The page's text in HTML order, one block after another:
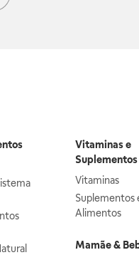
Vitaminas e
Suplementos
Vitaminas
Suplementos
Alimentos
Mamãe &